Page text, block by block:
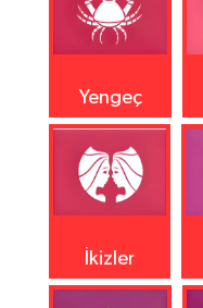
Yengeç
İkizler